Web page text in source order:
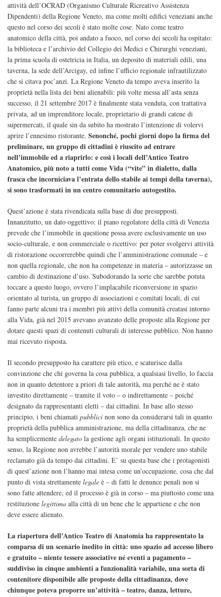
attività dell’OCRAD (Organismo Culturale Ricreativo Assistenza
Dipendenti) della Regione Veneto, ma come molti edifici veneziani anche
questo nel corso dei secoli è stato molte cose. Nato come teatro
anatomico della città, poi andato a fuoco, nel corso dei secoli ha ospitato:
la biblioteca e l’archivio del Collegio dei Medici e Chirurghi veneziani,
la prima scuola di ostetricia in Italia, un deposito di materiali edili, una
taverna, la sede dell’Arcigay, ed infine l’ufficio regionale infrautilizzato
che si citava poc’anzi. La Regione Veneto da tempo aveva inserito la
proprietà nella lista dei beni alienabili: più volte messa all’asta senza
successo, il 21 settembre 2017 è finalmente stata venduta, con trattativa
privata, ad un imprenditore locale, proprietario di grandi catene di
supermercati, il quale sin da subito ha mostrato l’intenzione di volervi
aprire l’ennesimo ristorante. Senonché, pochi giorni dopo la firma del
preliminare, un gruppo di cittadini è riuscito ad entrare
nell’immobile ed a riaprirlo: e così i locali dell’Antico Teatro
Anatomico, più noto a tutti come Vida (“vite” in dialetto, dalla
frasca che incorniciava l’entrata dello stabile ai tempi della taverna),
si sono trasformati in un centro comunitario autogestito.
Quest’azione è stata rivendicata sulla base di due presupposti.
Innanzitutto, un dato oggettivo: il piano regolatore della città di Venezia
prevede che l’immobile in questione possa avere esclusivamente un uso
socio-culturale, e non commerciale o ricettivo: per poter svolgervi attività
di ristorazione occorrerebbe quindi che l’amministrazione comunale – e
non quella regionale, che non ha competenze in materia – autorizzasse un
cambio di destinazione d’uso. Subodorando la sorte che sarebbe potuta
toccare a questo luogo, ovvero l’implacabile riconversione in spazio
orientato al turista, un gruppo di associazioni e comitati locali, di cui
fanno parte alcuni tra i membri più attivi della comunità creatasi intorno
alla Vida, già nel 2015 avevano avanzato delle proposte alla Regione per
dotare questi spazi di contenuti culturali di interesse pubblico. Non hanno
mai ricevuto risposta.
Il secondo presupposto ha carattere più etico, e scaturisce dalla
convinzione che chi governa la cosa pubblica, a qualsiasi livello, lo faccia
non in quanto detentore a priori di tale autorità, ma perché ne è stato
investito direttamente – tramite il voto – o indirettamente – poiché
designato da rappresentanti eletti – dai cittadini. In base allo stesso
principio, i beni chiamati pubblici non sono da considerarsi tali in quanto
proprietà della pubblica amministrazione, ma della cittadinanza, che ne
ha semplicemente delegato la gestione agli organi istituzionali. In questo
senso, la Regione non avrebbe l’autorità morale per vendere uno stabile
reclamato già da tempo dai cittadini. E’ su questa base che i protagonisti
di quest’azione non l’hanno mai intesa come un’occupazione, cosa che dal
punto di vista strettamente legale è – di fatti le denunce penali non si
sono fatte attendere, ed il processo è già in corso – ma piuttosto come una
restituzione legittima alla città di un bene che le appartiene e che non
deve essere alienato.
La riapertura dell’Antico Teatro di Anatomia ha rappresentato la
comparsa di un scenario inedito in città: uno spazio ad accesso libero
e gratuito – niente tessere associative né eventi a pagamento –
suddiviso in cinque ambienti a funzionalità variabile, una sorta di
contenitore disponibile alle proposte della cittadinanza, dove
chiunque poteva proporre un’attività – teatro, danza, letture,